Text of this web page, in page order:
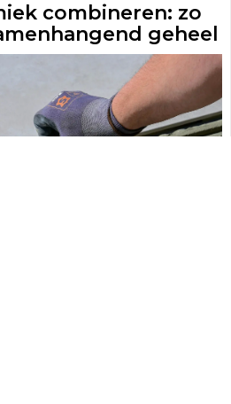
combineren: zo
geheel